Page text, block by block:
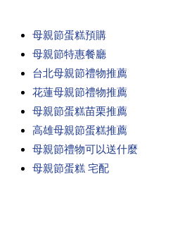
母親節蛋糕預購
母親節特惠餐廳
台北母親節禮物推薦
花蓮母親節禮物推薦
母親節蛋糕苗栗推薦
高雄母親節蛋糕推薦
母親節禮物可以送什麼
母親節蛋糕 宅配